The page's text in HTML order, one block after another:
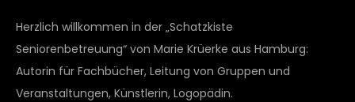
Herzlich willkommen in der „Schatzkiste
Seniorenbetreuung“ von Marie Krüerke aus Hamburg:
Autorin für Fachbücher, Leitung von Gruppen und
Veranstaltungen, Künstlerin, Logopädin.